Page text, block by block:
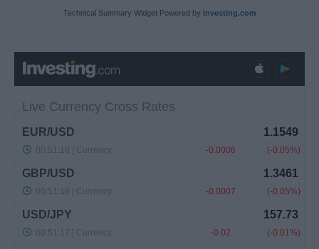
Technical Summary Widget Powered by Investing.com